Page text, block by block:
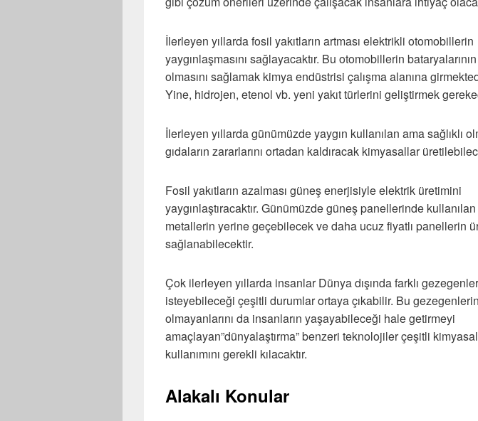
İlerleyen yıllarda fosil yakıtların artması elektrikli otomobillerin
yaygınlaşmasını sağlayacaktır. Bu otomobillerin
olmasını sağlamak kimya endüstrisi çalışma alanına
Yine, hidrojen, etenol vb. yeni yakıt türlerini geliştirmek
İlerleyen yıllarda günümüzde yaygın kullanılan ama sağlıklı
gıdaların zararlarını ortadan kaldıracak kimyasallar
Fosil yakıtların azalması güneş enerjisiyle elektrik üretimini
yaygınlaştıracaktır. Günümüzde güneş panellerinde kullanılan
metallerin yerine geçebilecek ve daha ucuz fiyatlı panellerin
sağlanabilecektir.
Çok ilerleyen yıllarda insanlar Dünya dışında farklı
isteyebileceği çeşitli durumlar ortaya çıkabilir. Bu
olmayanlarını da insanların yaşayabileceği hale getirmeyi
amaçlayan”dünyalaştırma” benzeri teknolojiler çeşitli
kullanımını gerekli kılacaktır.
Alakalı Konular